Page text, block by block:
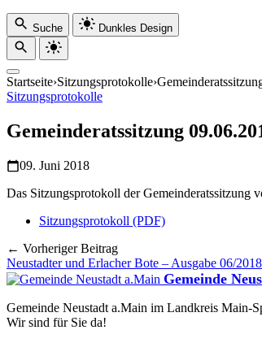
Suche Dunkles Design
Startseite›Sitzungsprotokolle›
Sitzungsprotokolle
Gemeinderatssitzung
09. Juni 2018
Das Sitzungsprotokoll der Gemeinderatssitzung
Sitzungsprotokoll (PDF)
← Vorheriger Beitrag
Neustadter und Erlacher Bote – Ausgabe 06/2018
Gemeinde
Gemeinde Neustadt a.Main im Landkreis Main-
Wir sind für Sie da!